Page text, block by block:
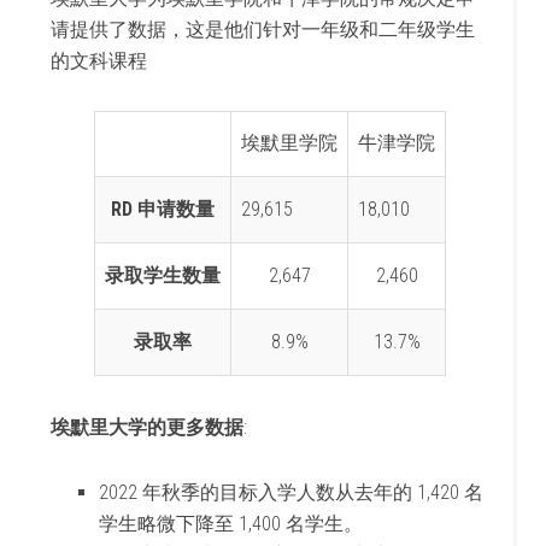
请提供了数据，这是他们针对一年级和二年级学生
的文科课程
埃默里学院 牛津学院
RD 申请数量 29,615 18,010
录取学生数量 2,647 2,460
录取率 8.9% 13.7%
埃默里大学的更多数据:
2022 年秋季的目标入学人数从去年的 1,420 名
学生略微下降至 1,400 名学生。